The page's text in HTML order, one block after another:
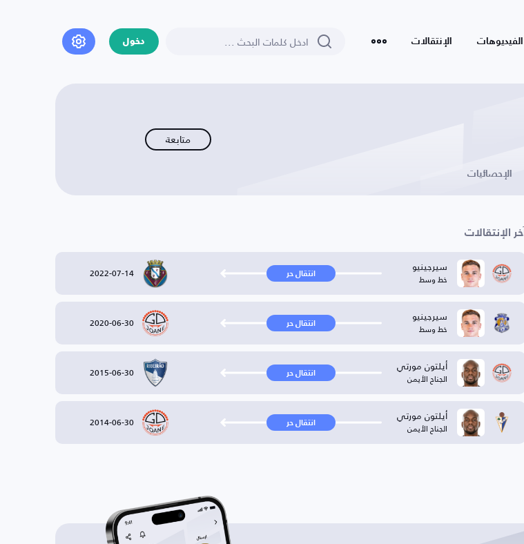
الفيديوهات الإنتقالات دخول
متابعة
الإحصائيات
آخر الإنتقالات
سيرجينيو
خط وسط انتقال حر 2022-07-14
سيرجينيو
خط وسط انتقال حر 2020-06-30
أيلتون مورتي
الجناح الأيمن انتقال حر 2015-06-30
أيلتون مورتي
الجناح الأيمن انتقال حر 2014-06-30